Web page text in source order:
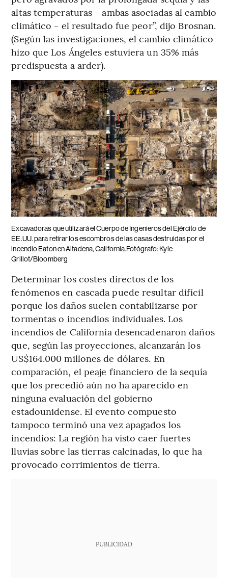
altas temperaturas - ambas asociadas al cambio
climático - el resultado fue peor”, dijo Brosnan.
(Según las investigaciones, el cambio climático
hizo que Los Ángeles estuviera un 35% más
predispuesta a arder).
Excavadoras que utilizará el Cuerpo de Ingenieros del Ejército de
EE.UU. para retirar los escombros de las casas destruidas por el
incendio Eaton en Altadena, California.Fotógrafo: Kyle
Grillot/Bloomberg
Determinar los costes directos de los
fenómenos en cascada puede resultar difícil
porque los daños suelen contabilizarse por
tormentas o incendios individuales. Los
incendios de California desencadenaron daños
que, según las proyecciones, alcanzarán los
US$164.000 millones de dólares. En
comparación, el peaje financiero de la sequía
que los precedió aún no ha aparecido en
ninguna evaluación del gobierno
estadounidense. El evento compuesto
tampoco terminó una vez apagados los
incendios: La región ha visto caer fuertes
lluvias sobre las tierras calcinadas, lo que ha
provocado corrimientos de tierra.
PUBLICIDAD